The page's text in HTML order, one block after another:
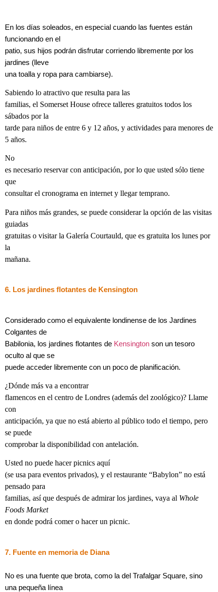
En los días soleados, en especial cuando las fuentes están
funcionando en el
patio, sus hijos podrán disfrutar corriendo libremente por los
jardines (lleve
una toalla y ropa para cambiarse).
Sabiendo lo atractivo que resulta para las
familias, el Somerset House ofrece talleres gratuitos todos los
sábados por la
tarde para niños de entre 6 y 12 años, y actividades para menores de
5 años.
No
es necesario reservar con anticipación, por lo que usted sólo tiene
que
consultar el cronograma en internet y llegar temprano.
Para niños más grandes, se puede considerar la opción de las visitas
guiadas
gratuitas o visitar la Galería Courtauld, que es gratuita los lunes por
la
mañana.
6. Los jardines flotantes de Kensington
Considerado como el equivalente londinense de los Jardines
Colgantes de
Babilonia, los jardines flotantes de Kensington son un tesoro
oculto al que se
puede acceder libremente con un poco de planificación.
¿Dónde más va a encontrar
flamencos en el centro de Londres (además del zoológico)? Llame
con
anticipación, ya que no está abierto al público todo el tiempo, pero
se puede
comprobar la disponibilidad con antelación.
Usted no puede hacer picnics aquí
(se usa para eventos privados), y el restaurante “Babylon” no está
pensado para
familias, así que después de admirar los jardines, vaya al Whole
Foods Market
en donde podrá comer o hacer un picnic.
7. Fuente en memoria de Diana
No es una fuente que brota, como la del Trafalgar Square, sino
una pequeña línea